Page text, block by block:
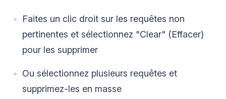
Faites un clic droit sur les requêtes non
pertinentes et sélectionnez "Clear" (Effacer)
pour les supprimer
Ou sélectionnez plusieurs requêtes et
supprimez-les en masse